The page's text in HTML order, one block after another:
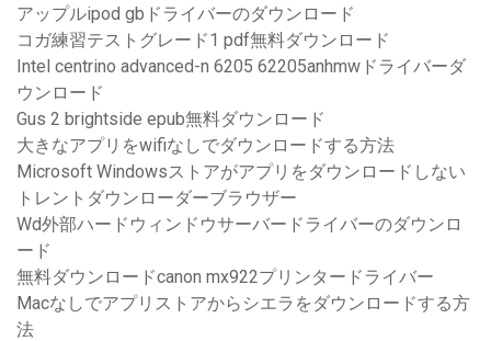
アップルipod gbドライバーのダウンロード
コガ練習テストグレード1 pdf無料ダウンロード
Intel centrino advanced-n 6205 62205anhmwドライバーダ
ウンロード
Gus 2 brightside epub無料ダウンロード
大きなアプリをwifiなしでダウンロードする方法
Microsoft Windowsストアがアプリをダウンロードしない
トレントダウンローダーブラウザー
Wd外部ハードウィンドウサーバードライバーのダウンロ
ード
無料ダウンロードcanon mx922プリンタードライバー
Macなしでアプリストアからシエラをダウンロードする方
法